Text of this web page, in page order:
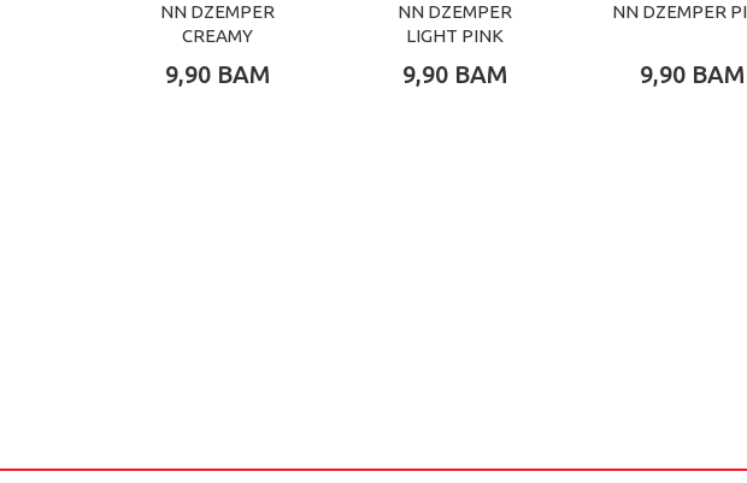
NN DZEMPER
CREAMY
9,90 BAM
NN DZEMPER
LIGHT PINK
9,90 BAM
NN DZEMPER
9,90 BAM